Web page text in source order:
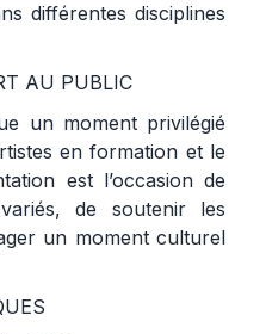
différentes disciplines
AU PUBLIC
un moment privilégié
en formation et le
est l’occasion de
de soutenir les
un moment culturel